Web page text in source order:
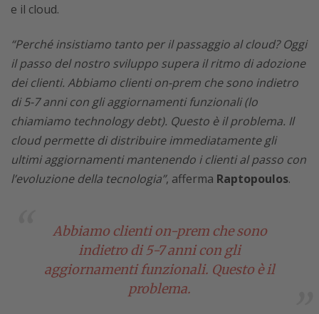
e il cloud.
“Perché insistiamo tanto per il passaggio al cloud? Oggi
il passo del nostro sviluppo supera il ritmo di adozione
dei clienti. Abbiamo clienti on-prem che sono indietro
di 5-7 anni con gli aggiornamenti funzionali (lo
chiamiamo technology debt). Questo è il problema. Il
cloud permette di distribuire immediatamente gli
ultimi aggiornamenti mantenendo i clienti al passo con
l’evoluzione della tecnologia”, afferma Raptopoulos.
Abbiamo clienti on-prem che sono
indietro di 5-7 anni con gli
aggiornamenti funzionali. Questo è il
problema.